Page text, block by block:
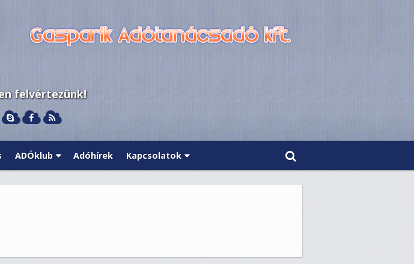
felvértezünk!
ADÓklub Adóhírek Kapcsolatok